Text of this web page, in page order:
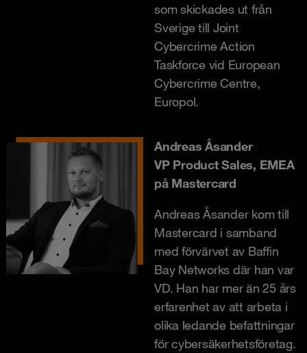
som skickades ut från
Sverige till Joint
Cybercrime Action
Taskforce vid European
Cybercrime Centre,
Europol.
Andreas Åsander
VP Product Sales, EMEA
på Mastercard
Andreas Åsander kom till
Mastercard i samband
med förvärvet av Baffin
Bay Networks där han var
VD. Han har mer än 25 års
erfarenhet av att arbeta i
olika ledande befattningar
för cybersäkerhetsföretag.